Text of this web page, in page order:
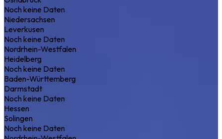
Noch keine Daten
Niedersachsen
Leverkusen
Noch keine Daten
Nordrhein-Westfalen
Heidelberg
Noch keine Daten
Baden-Württemberg
Darmstadt
Noch keine Daten
Hessen
Solingen
Noch keine Daten